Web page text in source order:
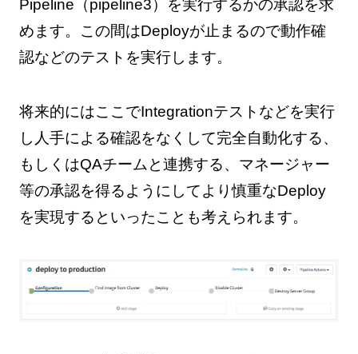
Pipeline（pipeline3）を実行するかの承認を求
めます。この間はDeployが止まるので動作確
認などのテストを実行します。
将来的にはここでIntegrationテストなどを実行
し人手による確認をなくして完全自動化する、
もしくはQAチームと連携する、マネージャー
等の承認を得るようにしてより慎重なDeploy
を実現するといったことも考えられます。